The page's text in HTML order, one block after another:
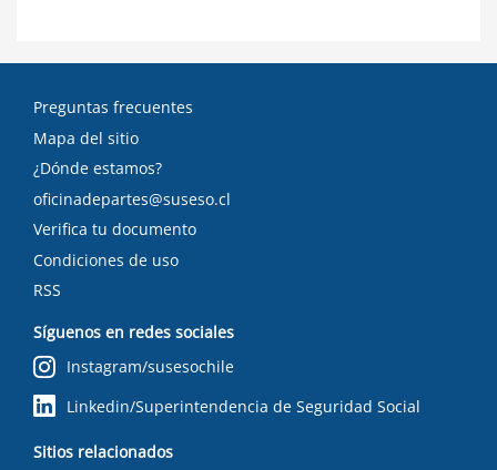
Preguntas frecuentes
Mapa del sitio
¿Dónde estamos?
oficinadepartes@suseso.cl
Verifica tu documento
Condiciones de uso
RSS
Síguenos en redes sociales
Instagram/susesochile
Linkedin/Superintendencia de Seguridad Social
Sitios relacionados